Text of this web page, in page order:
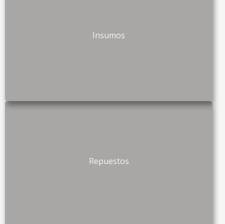
Insumos
Repuestos
¡OPTIMIZA LA IMPRESIÓN DE TU
EMPRESA!